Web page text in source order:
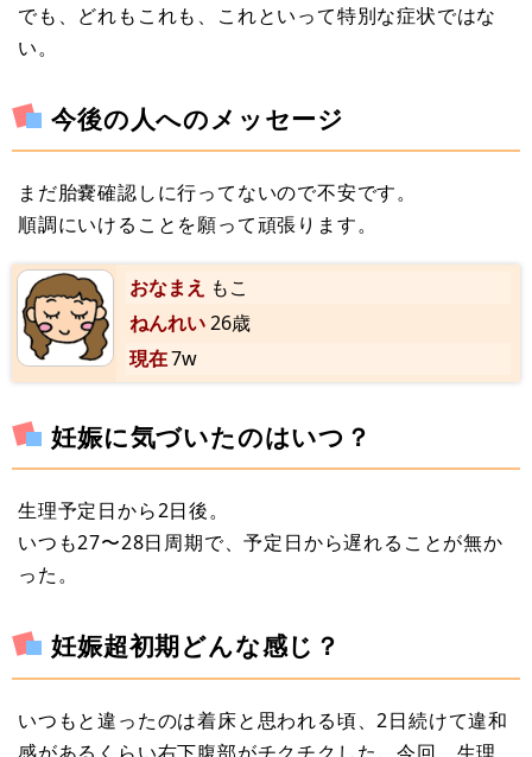
でも、どれもこれも、これといって特別な症状ではな
い。
今後の人へのメッセージ
まだ胎嚢確認しに行ってないので不安です。
順調にいけることを願って頑張ります。
おなまえ もこ
ねんれい26歳
現在7w
妊娠に気づいたのはいつ？
生理予定日から2日後。
いつも27〜28日周期で、予定日から遅れることが無か
った。
妊娠超初期どんな感じ？
いつもと違ったのは着床と思われる頃、2日続けて違和
感があるくらい右下腹部がチクチクした。今回、生理